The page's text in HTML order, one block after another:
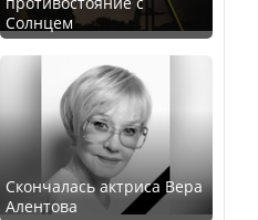
Солнцем
Скончалась актриса Вера
Алентова